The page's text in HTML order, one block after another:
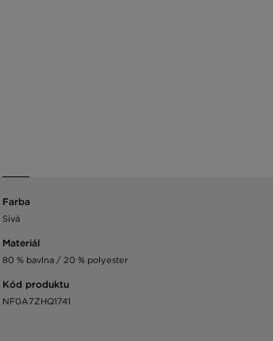
Farba
Sivá
Materiál
80 % bavlna / 20 % polyester
Kód produktu
NF0A7ZHQ1741